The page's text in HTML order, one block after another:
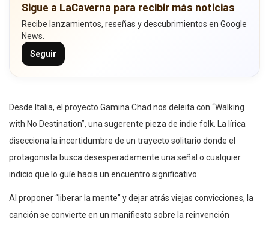
Sigue a LaCaverna para recibir más noticias
Recibe lanzamientos, reseñas y descubrimientos en Google
News.
Seguir
Desde Italia, el proyecto Gamina Chad nos deleita con “Walking
with No Destination”, una sugerente pieza de indie folk. La lírica
disecciona la incertidumbre de un trayecto solitario donde el
protagonista busca desesperadamente una señal o cualquier
indicio que lo guíe hacia un encuentro significativo.
Al proponer “liberar la mente” y dejar atrás viejas convicciones, la
canción se convierte en un manifiesto sobre la reinvención